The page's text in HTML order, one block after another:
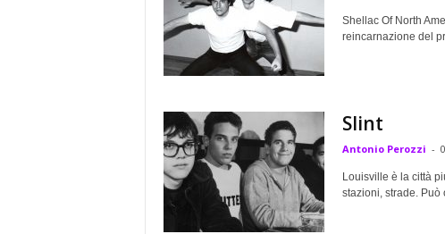
Shellac Of North
reincarnazione del
Slint
Antonio Perozzi -
Louisville è la città
stazioni, strade. Può